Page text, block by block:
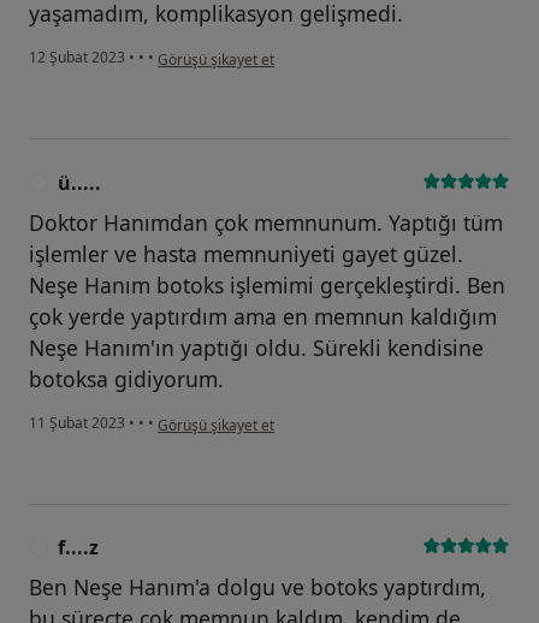
yaşamadım, komplikasyon gelişmedi.
12 Şubat 2023 • • • kullanıcının görüşüne göre h.....
Görüşü şikayet et
ü.....
Doktor Hanımdan çok memnunum. Yaptığı tüm
işlemler ve hasta memnuniyeti gayet güzel.
Neşe Hanım botoks işlemimi gerçekleştirdi. Ben
çok yerde yaptırdım ama en memnun kaldığım
Neşe Hanım'ın yaptığı oldu. Sürekli kendisine
botoksa gidiyorum.
11 Şubat 2023 • • • kullanıcının görüşüne göre ü.....
Görüşü şikayet et
f....z
Ben Neşe Hanım'a dolgu ve botoks yaptırdım,